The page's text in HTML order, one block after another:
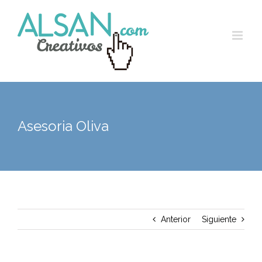
content
Asesoria Oliva
Anterior Siguiente